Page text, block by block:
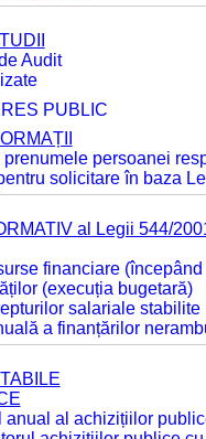
Audit
PUBLIC
persoanei
solicitare în baza
al Legii 544/
financiare
(execuția bugetară)
salariale
a finanțărilor
anual al achizițiilor